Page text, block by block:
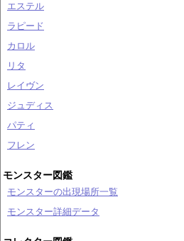
エステル
ラピード
カロル
リタ
レイヴン
ジュディス
パティ
フレン
モンスター図鑑
モンスターの出現場所一覧
モンスター詳細データ